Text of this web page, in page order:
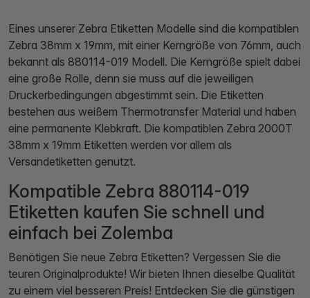
Eines unserer Zebra Etiketten Modelle sind die kompatiblen
Zebra 38mm x 19mm, mit einer Kerngröße von 76mm, auch
bekannt als 880114-019 Modell. Die Kerngröße spielt dabei
eine große Rolle, denn sie muss auf die jeweiligen
Druckerbedingungen abgestimmt sein. Die Etiketten
bestehen aus weißem Thermotransfer Material und haben
eine permanente Klebkraft. Die kompatiblen Zebra 2000T
38mm x 19mm Etiketten werden vor allem als
Versandetiketten genutzt.
Kompatible Zebra 880114-019
Etiketten kaufen Sie schnell und
einfach bei Zolemba
Benötigen Sie neue Zebra Etiketten? Vergessen Sie die
teuren Originalprodukte! Wir bieten Ihnen dieselbe Qualität
zu einem viel besseren Preis! Entdecken Sie die günstigen